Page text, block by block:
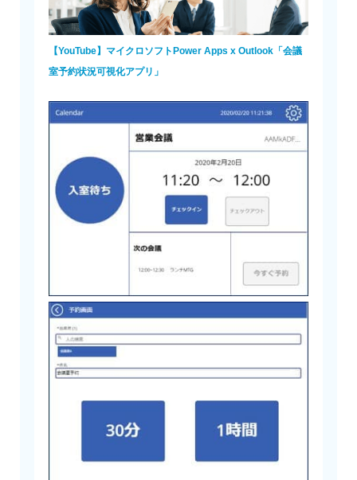
【YouTube】マイクロソフトPower Apps x Outlook「会議
室予約状況可視化アプリ」